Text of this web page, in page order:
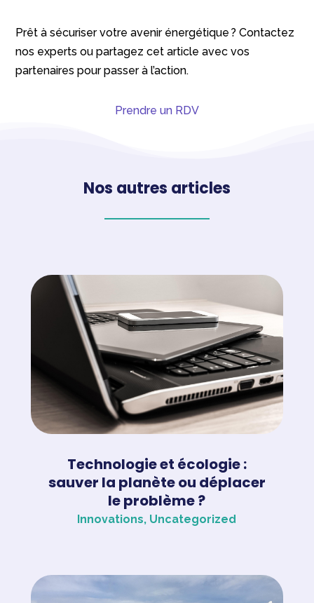
Prêt à sécuriser votre avenir énergétique ? Contactez
nos experts ou partagez cet article avec vos
partenaires pour passer à l’action.
Prendre un RDV
Nos autres articles
Technologie et écologie :
sauver la planète ou déplacer
le problème ?
Innovations, Uncategorized